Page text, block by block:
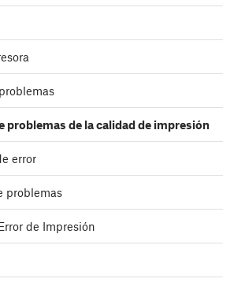
problemas de la calidad de impresión
error
problemas
de Impresión